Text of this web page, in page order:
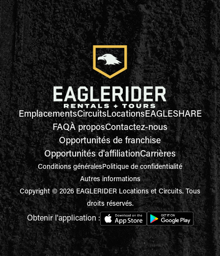
EmplacementsCircuitsLocationsEAGLESHARE
FAQÀ proposContactez-nous
Opportunités de franchise
Opportunités d'affiliationCarrières
Conditions généralesPolitique de confidentialité
Autres informations
Copyright © 2026 EAGLERIDER Locations et Circuits. Tous
droits réservés.
Obtenir l'application :